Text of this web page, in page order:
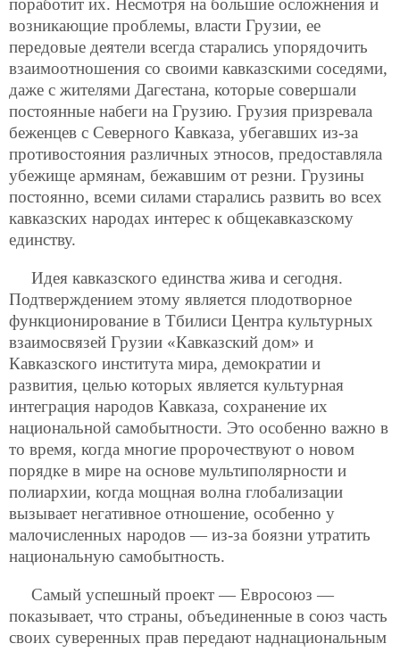
поработит их. Несмотря на большие осложнения и
возникающие проблемы, власти Грузии, ее
передовые деятели всегда старались упорядочить
взаимоотношения со своими кавказскими соседями,
даже с жителями Дагестана, которые совершали
постоянные набеги на Грузию. Грузия призревала
беженцев с Северного Кавказа, убегавших из-за
противостояния различных этносов, предоставляла
убежище армянам, бежавшим от резни. Грузины
постоянно, всеми силами старались развить во всех
кавказских народах интерес к общекавказскому
единству.
Идея кавказского единства жива и сегодня.
Подтверждением этому является плодотворное
функционирование в Тбилиси Центра культурных
взаимосвязей Грузии «Кавказский дом» и
Кавказского института мира, демократии и
развития, целью которых является культурная
интеграция народов Кавказа, сохранение их
национальной самобытности. Это особенно важно в
то время, когда многие пророчествуют о новом
порядке в мире на основе мультиполярности и
полиархии, когда мощная волна глобализации
вызывает негативное отношение, особенно у
малочисленных народов — из-за боязни утратить
национальную самобытность.
Самый успешный проект — Евросоюз —
показывает, что страны, объединенные в союз часть
своих суверенных прав передают наднациональным